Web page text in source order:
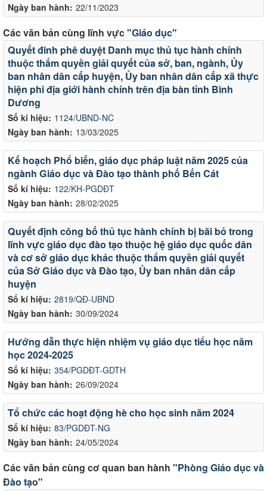
Ngày ban hành: 22/11/2023
Các văn bản cùng lĩnh vực"Giáo dục"
Số kí hiệu: 1124/UBND-NC
Ngày ban hành: 13/03/2025
Quyết đinh phê duyệt Danh mục thủ tục hành chính
thuộc thẩm quyền giải quyết của sở, ban, ngành, Ủy
ban nhân dân cấp huyện, Ủy ban nhân dân cấp xã thực
hiện phi địa giới hành chính trên địa bàn tỉnh Bình
Dương
Số kí hiệu: 122/KH-PGDĐT
Ngày ban hành: 28/02/2025
Kế hoạch Phổ biến, giáo dục pháp luật năm 2025 của
ngành Giáo dục và Đào tạo thành phố Bến Cát
Số kí hiệu: 2819/QĐ-UBND
Ngày ban hành: 30/09/2024
Quyết định công bố thủ tục hành chính bị bãi bỏ trong
lĩnh vực giáo dục đào tạo thuộc hệ giáo dục quốc dân
và cơ sở giáo dục khác thuộc thẩm quyền giải quyết
của Sở Giáo dục và Đào tạo, Ủy ban nhân dân cấp
huyện
Số kí hiệu: 354/PGDĐT-GDTH
Ngày ban hành: 26/09/2024
Hướng dẫn thực hiện nhiệm vụ giáo dục tiểu học năm
học 2024-2025
Số kí hiệu: 83/PGDĐT-NG
Ngày ban hành: 24/05/2024
Tổ chức các hoạt động hè cho học sinh năm 2024
Các văn bản cùng cơ quan ban hành "Phòng Giáo dục và
Đào tạo"